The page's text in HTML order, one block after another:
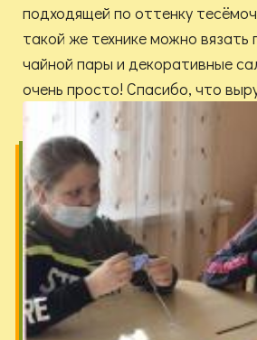
подходящей по оттенку
такой же технике можно вязать
чайной пары и декоративные
очень просто! Спасибо, что